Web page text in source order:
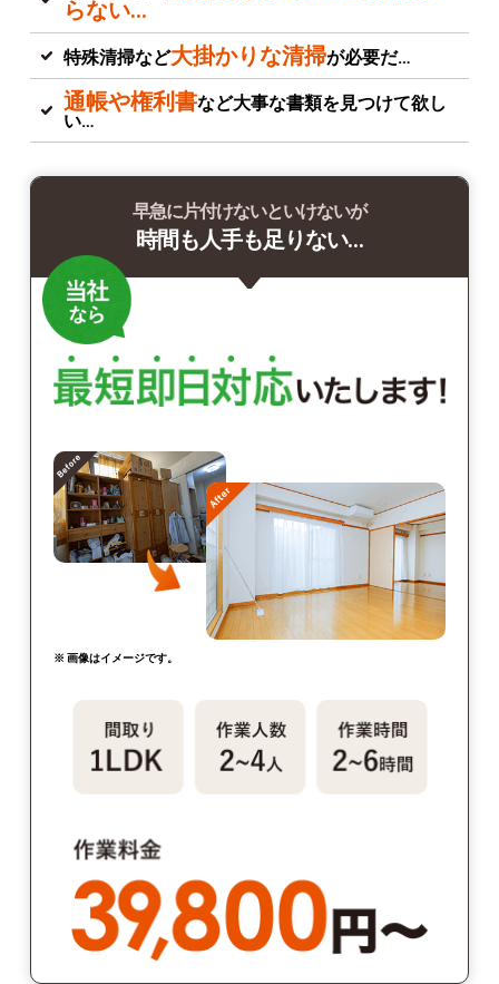
らない…
特殊清掃など大掛かりな清掃が必要だ…
通帳や権利書など大事な書類を見つけて欲し
い…
早急に片付けないといけないが
時間も人手も足りない…
※ 画像はイメージです。